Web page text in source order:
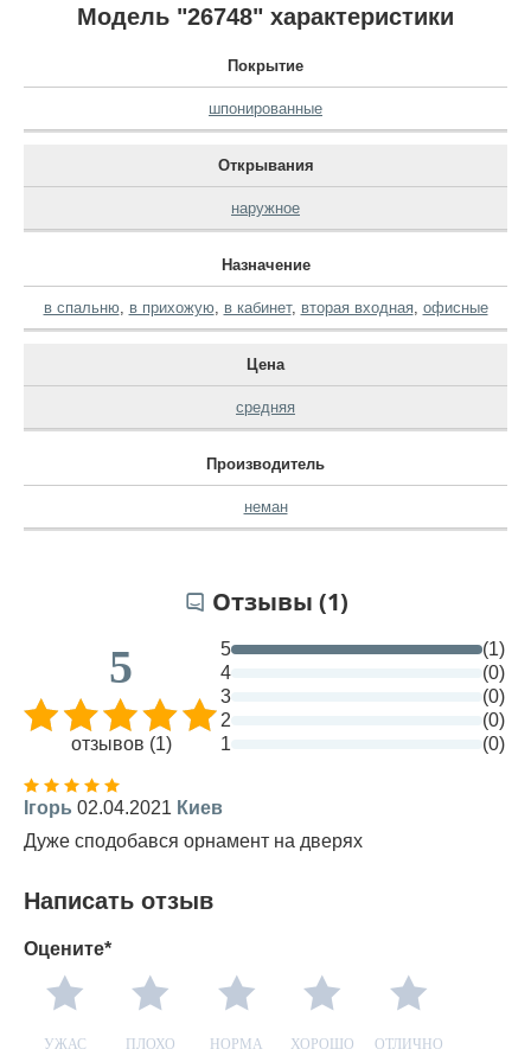
Модель "26748" характеристики
Покрытие
шпонированные
Открывания
наружное
Назначение
в спальню, в прихожую, в кабинет, вторая входная, офисные
Цена
средняя
Производитель
неман
Отзывы (1)
5
отзывов (1)
5
(1)
4
(0)
3
(0)
2
(0)
1
(0)
Ігорь 02.04.2021 Киев
Дуже сподобався орнамент на дверях
Написать отзыв
Оцените*
УЖАС ПЛОХО НОРМА ХОРОШО ОТЛИЧНО